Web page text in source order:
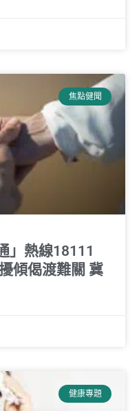
焦點健聞
」熱線18111
傾偈渡難關 冀
健康專題